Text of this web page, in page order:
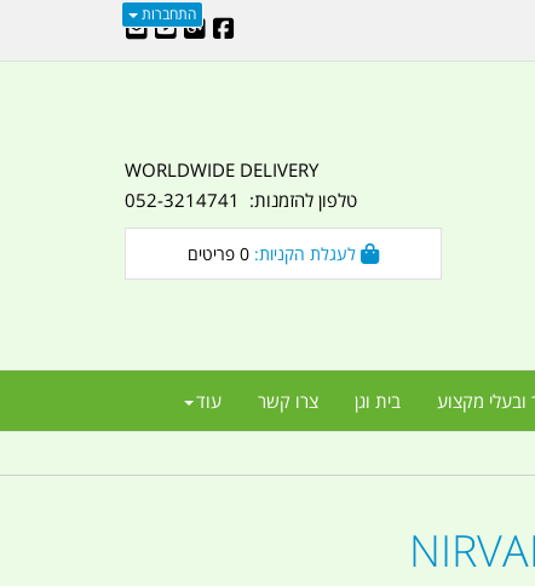
התחברות
WORLDWIDE DELIVERY
טלפון להזמנות: 052-3214741
0
ובעלי מקצוע בית וגן צרו קשר עוד